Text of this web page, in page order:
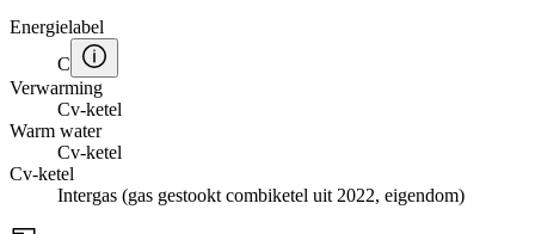
Energielabel
C
Verwarming
Cv-ketel
Warm water
Cv-ketel
Cv-ketel
Intergas (gas gestookt combiketel uit 2022, eigendom)